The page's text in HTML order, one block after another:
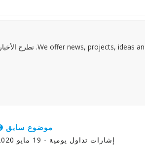
We offer news, projects, ideas and tips in the field of real estate and its investments. نطرح الأخبار
موضوع سابق
إشارات تداول يومية - 19 مايو 2020